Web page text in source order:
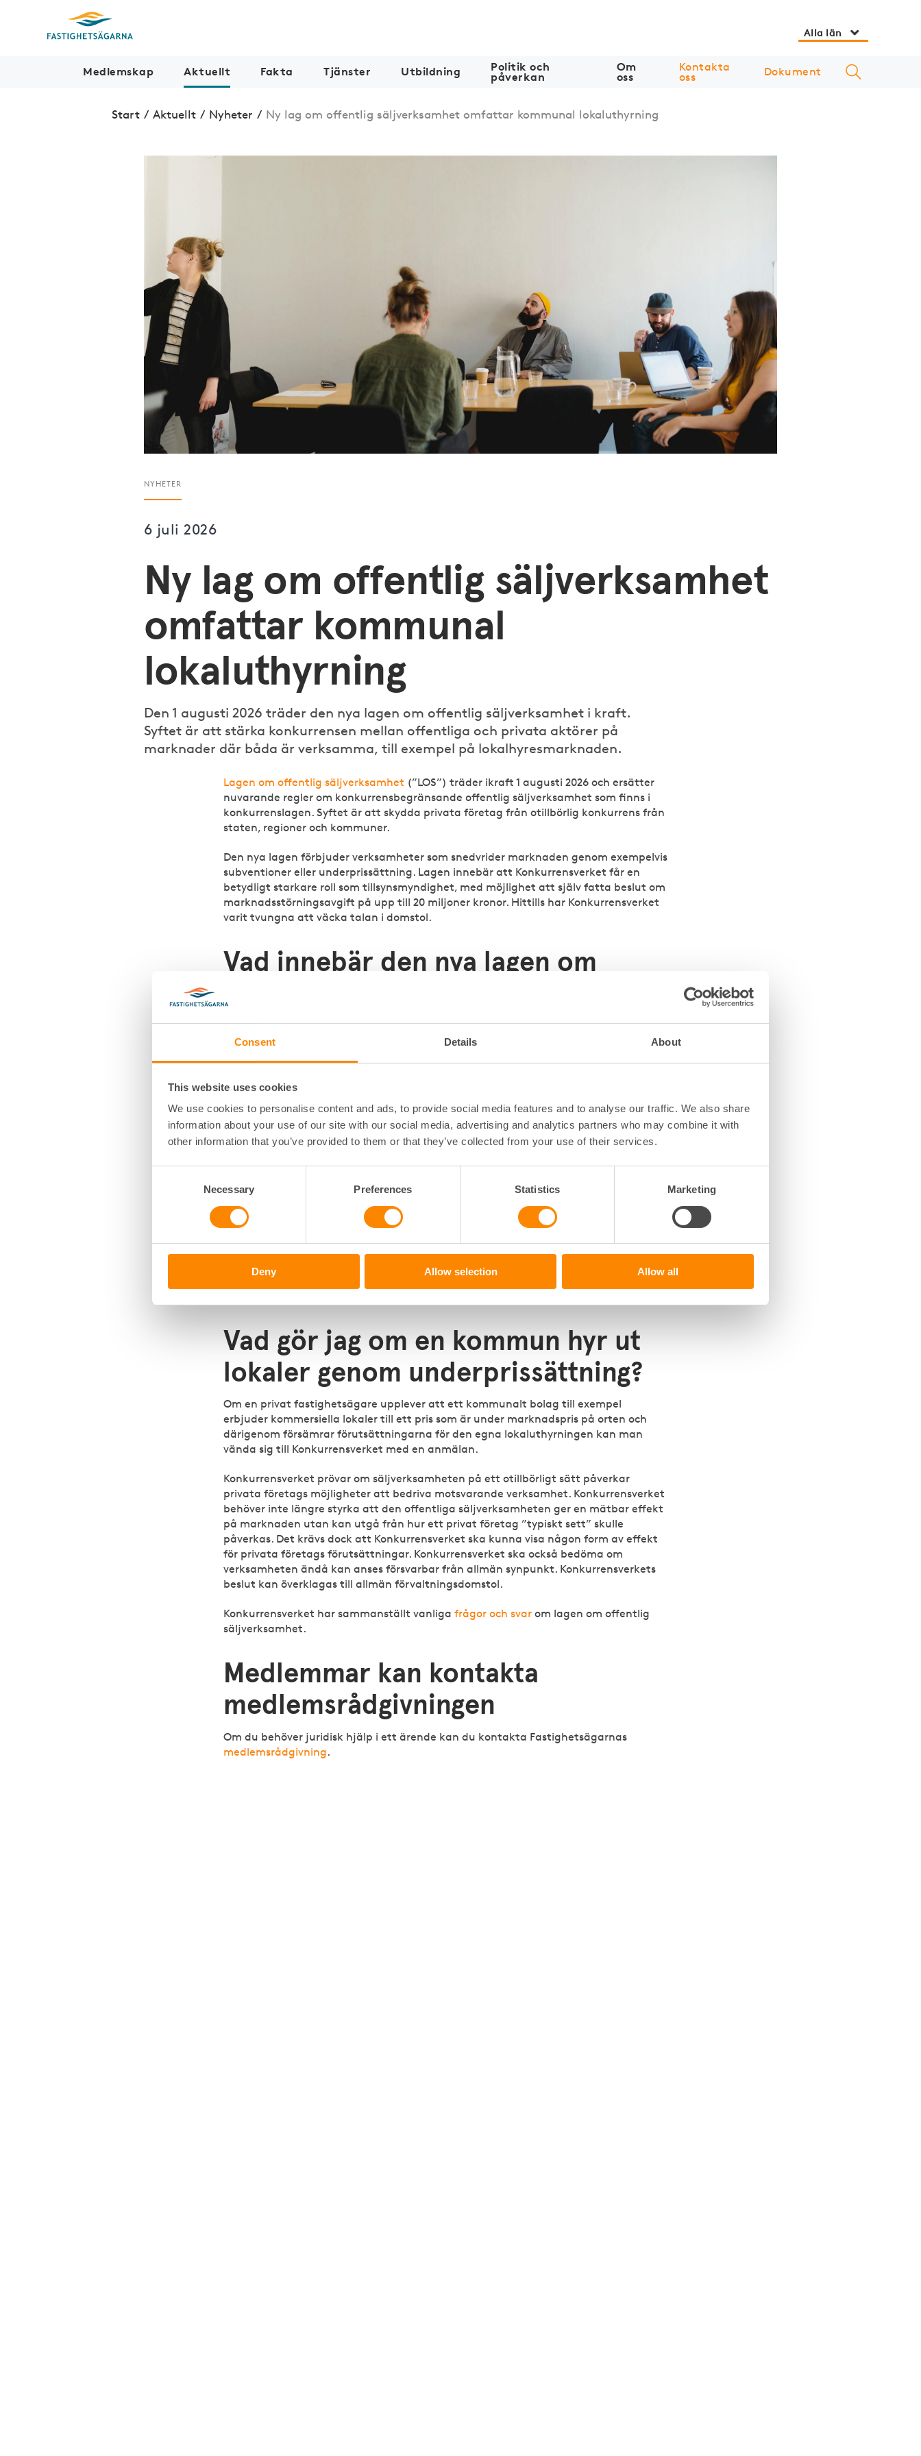
Consent Details About
This website uses cookies
We use cookies to personalise content and ads, to provide social media features and to analyse our traffic. We also share
information about your use of our site with our social media, advertising and analytics partners who may combine it with
other information that you’ve provided to them or that they’ve collected from your use of their services.
Necessary Preferences Statistics Marketing
Deny Allow selection Allow all
Alla län
Medlemskap Aktuellt Fakta Tjänster Utbildning Politik och
påverkan
Om
oss
Kontakta
oss Dokument
Start / Aktuellt / Nyheter / Ny lag om offentlig säljverksamhet omfattar kommunal lokaluthyrning
NYHETER
6 juli 2026
Ny lag om offentlig säljverksamhet
omfattar kommunal
lokaluthyrning
Den 1 augusti 2026 träder den nya lagen om offentlig säljverksamhet i kraft.
Syftet är att stärka konkurrensen mellan offentliga och privata aktörer på
marknader där båda är verksamma, till exempel på lokalhyresmarknaden.
Lagen om offentlig säljverksamhet (”LOS”) träder ikraft 1 augusti 2026 och ersätter
nuvarande regler om konkurrensbegränsande offentlig säljverksamhet som finns i
konkurrenslagen. Syftet är att skydda privata företag från otillbörlig konkurrens från
staten, regioner och kommuner.
Den nya lagen förbjuder verksamheter som snedvrider marknaden genom exempelvis
subventioner eller underprissättning. Lagen innebär att Konkurrensverket får en
betydligt starkare roll som tillsynsmyndighet, med möjlighet att själv fatta beslut om
marknadsstörningsavgift på upp till 20 miljoner kronor. Hittills har Konkurrensverket
varit tvungna att väcka talan i domstol.
Vad innebär den nya lagen om
fastighetsägare?
att konkurrera. Det kan handla om att en kommun driver gym eller hyr ut
konferenslokaler. Uthyrning av bostäder, lokaler, parkeringsplatser, laddstolpar med
mera omfattas också.
För kommunala fastighetsbolag innebär de nya reglerna inte att bolagens uppdrag
allmännyttiga kommunala bostadsaktiebolag (”Allbolagen”). Det som förändras är
framför den konkurrensrättsliga tillsynen eftersom Konkurrensverket får egen
beslutanderätt och möjlighet att besluta om marknadsstörningsavgift.
Den nya lagen innebär också att offentliga aktörer regelbundet ska följa upp och
utvärdera hur verksamheten förhåller sig till förbudet mot otillbörlig offentlig
säljverksamhet. Konkurrensverket rekommenderar att aktörerna som omfattas av
Vad gör jag om en kommun hyr ut
lokaler genom underprissättning?
Om en privat fastighetsägare upplever att ett kommunalt bolag till exempel
erbjuder kommersiella lokaler till ett pris som är under marknadspris på orten och
därigenom försämrar förutsättningarna för den egna lokaluthyrningen kan man
vända sig till Konkurrensverket med en anmälan.
Konkurrensverket prövar om säljverksamheten på ett otillbörligt sätt påverkar
privata företags möjligheter att bedriva motsvarande verksamhet. Konkurrensverket
behöver inte längre styrka att den offentliga säljverksamheten ger en mätbar effekt
på marknaden utan kan utgå från hur ett privat företag ”typiskt sett” skulle
påverkas. Det krävs dock att Konkurrensverket ska kunna visa någon form av effekt
för privata företags förutsättningar. Konkurrensverket ska också bedöma om
verksamheten ändå kan anses försvarbar från allmän synpunkt. Konkurrensverkets
beslut kan överklagas till allmän förvaltningsdomstol.
Konkurrensverket har sammanställt vanliga frågor och svarom lagen om offentlig
säljverksamhet.
Medlemmar kan kontakta
medlemsrådgivningen
Om du behöver juridisk hjälp i ett ärende kan du kontakta Fastighetsägarnas
medlemsrådgivning.